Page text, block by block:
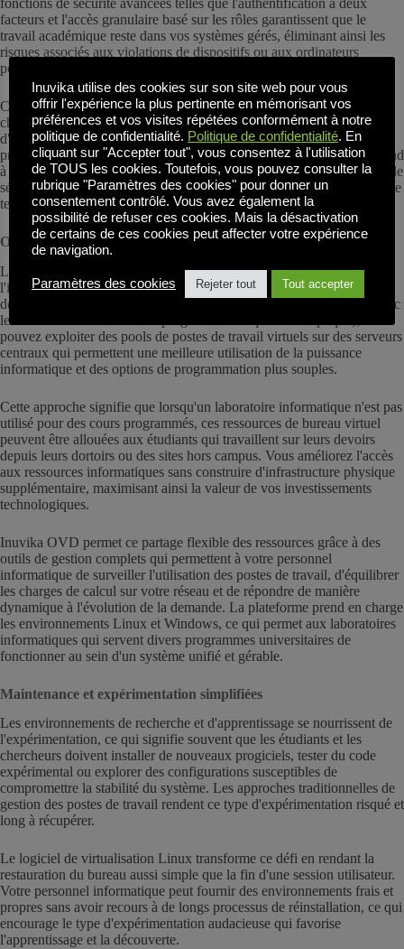
facteurs et l'accès granulaire basé sur les rôles garantissent que le
travail académique reste dans vos systèmes gérés, éliminant ainsi les
risques associés aux violations de dispositifs ou aux ordinateurs
portables perdus.
Ce modèle de sécurité centralisée permet à vos enseignants et
chercheurs de se concentrer sur l'enseignement et la réalisation
d'expériences sans se soucier de la sécurité des données ou de la
protection de la propriété intellectuelle. Cette tranquillité d'esprit s'étend
à votre équipe informatique, qui peut mettre en œuvre des politiques de
sécurité cohérentes sans avoir à gérer des dizaines de configurations de
terminaux individuels.
Optimisation de l'utilisation des ressources
L'amélioration de l'efficacité des ressources dans l'ensemble de
l'institution constitue un autre avantage important. Au lieu d'entretenir
des laboratoires informatiques distincts pour chaque département (avec
les coûts et les difficultés de programmation que cela implique), vous
pouvez exploiter des pools de postes de travail virtuels sur des serveurs
centraux qui permettent une meilleure utilisation de la puissance
informatique et des options de programmation plus souples.
Cette approche signifie que lorsqu'un laboratoire informatique n'est pas
utilisé pour des cours programmés, ces ressources de bureau virtuel
peuvent être allouées aux étudiants qui travaillent sur leurs devoirs
depuis leurs dortoirs ou des sites hors campus. Vous améliorez l'accès
aux ressources informatiques sans construire d'infrastructure physique
supplémentaire, maximisant ainsi la valeur de vos investissements
technologiques.
Inuvika OVD permet ce partage flexible des ressources grâce à des
outils de gestion complets qui permettent à votre personnel
informatique de surveiller l'utilisation des postes de travail, d'équilibrer
les charges de calcul sur votre réseau et de répondre de manière
dynamique à l'évolution de la demande. La plateforme prend en charge
les environnements Linux et Windows, ce qui permet aux laboratoires
informatiques qui servent divers programmes universitaires de
fonctionner au sein d'un système unifié et gérable.
Maintenance et expérimentation simplifiées
Les environnements de recherche et d'apprentissage se nourrissent de
l'expérimentation, ce qui signifie souvent que les étudiants et les
chercheurs doivent installer de nouveaux progiciels, tester du code
expérimental ou explorer des configurations susceptibles de
compromettre la stabilité du système. Les approches traditionnelles de
gestion des postes de travail rendent ce type d'expérimentation risqué et
long à récupérer.
Le logiciel de virtualisation Linux transforme ce défi en rendant la
restauration du bureau aussi simple que la fin d'une session utilisateur.
Votre personnel informatique peut fournir des environnements frais et
propres sans avoir recours à de longs processus de réinstallation, ce qui
encourage le type d'expérimentation audacieuse qui favorise
l'apprentissage et la découverte.
Inuvika utilise des cookies sur son site web pour vous
offrir l'expérience la plus pertinente en mémorisant vos
préférences et vos visites répétées conformément à notre
politique de confidentialité. Politique de confidentialité. En
cliquant sur "Accepter tout", vous consentez à l'utilisation
de TOUS les cookies. Toutefois, vous pouvez consulter la
rubrique "Paramètres des cookies" pour donner un
consentement contrôlé. Vous avez également la
possibilité de refuser ces cookies. Mais la désactivation
de certains de ces cookies peut affecter votre expérience
de navigation.
Paramètres des cookies Rejeter tout Tout accepter